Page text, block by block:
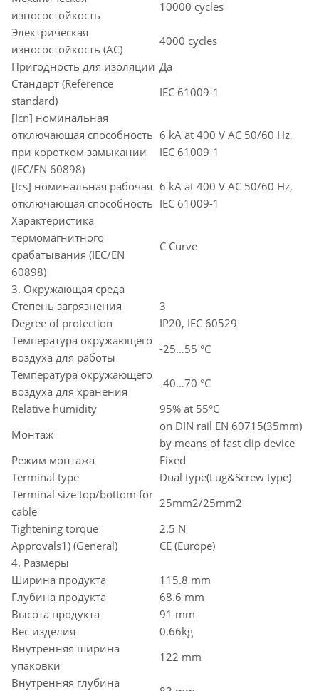
износостойкость
10000 cycles
Электрическая
износостойкость (AC)
4000 cycles
Пригодность для изоляции Да
Стандарт (Reference
standard)
IEC 61009-1
[Icn] номинальная
отключающая способность
при коротком замыкании
(IEC/EN 60898)
6 kA at 400 V AC 50/60 Hz,
IEC 61009-1
[Ics] номинальная рабочая
отключающая способность
6 kA at 400 V AC 50/60 Hz,
IEC 61009-1
Характеристика
термомагнитного
срабатывания (IEC/EN
60898)
C Curve
3. Окружающая среда
Степень загрязнения
3
Degree of protection
IP20, IEC 60529
Температура окружающего
воздуха для работы
-25…55 °C
Температура окружающего
воздуха для хранения
-40…70 °C
Relative humidity
95% at 55°C
Монтаж
on DIN rail EN 60715(35mm)
by means of fast clip device
Режим монтажа
Fixed
Terminal type
Dual type(Lug&Screw type)
Terminal size top/bottom for
cable
25mm2/25mm2
Tightening torque
2.5 N
Approvals1) (General)
CE (Europe)
4. Размеры
Ширина продукта
115.8 mm
Глубина продукта
68.6 mm
Высота продукта
91 mm
Вес изделия
0.66kg
Внутренняя ширина
упаковки
122 mm
Внутренняя глубина